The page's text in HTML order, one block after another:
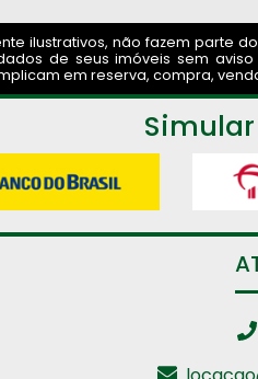
ilustrativos, não fazem parte
de seus imóveis sem
em reserva, compra,